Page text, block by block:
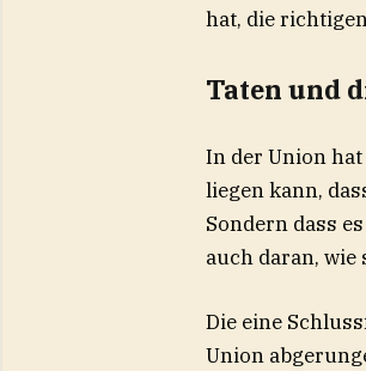
hat, die
Taten und
In der Union
liegen kann,
Sondern dass
auch daran,
Die eine
Union